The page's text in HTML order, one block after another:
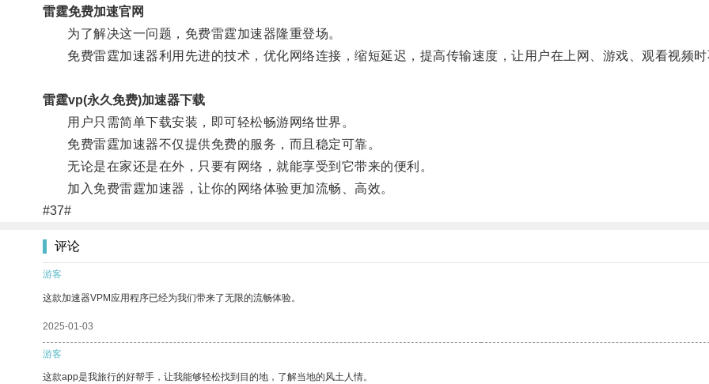
雷霆免费加速官网
为了解决这一问题，免费雷霆加速器隆重登场。
免费雷霆加速器利用先进的技术，优化网络连接，缩短延迟，提高传输速度，让用户在上网、游戏、观看视频时
雷霆vp(永久免费)加速器下载
用户只需简单下载安装，即可轻松畅游网络世界。
免费雷霆加速器不仅提供免费的服务，而且稳定可靠。
无论是在家还是在外，只要有网络，就能享受到它带来的便利。
加入免费雷霆加速器，让你的网络体验更加流畅、高效。
#37#
评论
游客
这款加速器VPM应用程序已经为我们带来了无限的流畅体验。
2025-01-03
游客
这款app是我旅行的好帮手，让我能够轻松找到目的地，了解当地的风土人情。